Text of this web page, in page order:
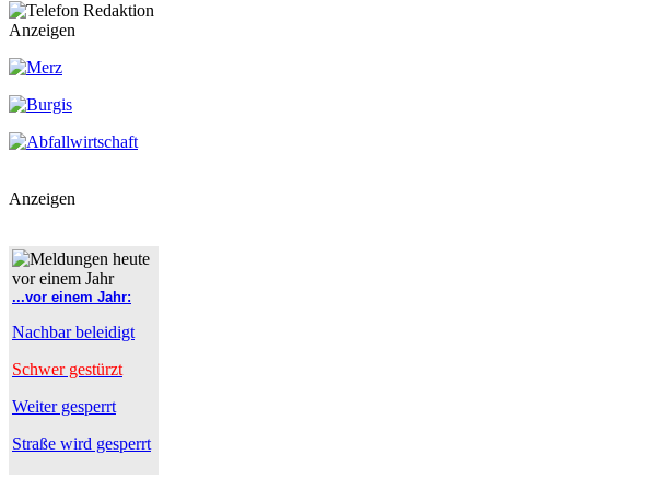
Anzeigen
Anzeigen
...vor einem Jahr:
Nachbar beleidigt
Schwer gestürzt
Weiter gesperrt
Straße wird gesperrt